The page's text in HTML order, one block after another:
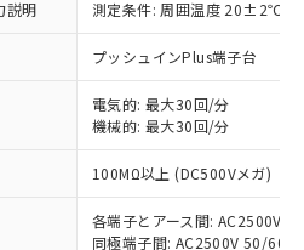
説明 測定条件: 周囲温度 20±2℃、
プッシュインPlus端子台
電気的: 最大30回/分
機械的: 最大30回/分
100MΩ以上 (DC500Vメガ)
各端子とアース間: AC2500V
同極端子間: AC2500V 50/
いただき、同意のうえ
、当社制御機器事業取扱
庫状況および標準価格
させていただくもので
事業取扱商品の中には、
対象外となる商品もある
RoHS指令（10物質）の
品で、対応品を出す予
調査中または確認中の
ス料など無形物で、有
ない商品です。
り、非含有部品として
と判明した場合などや
表
料含有率が中国RoHSの
とを示します。
料含有率が中国RoHSの
ことを示します。